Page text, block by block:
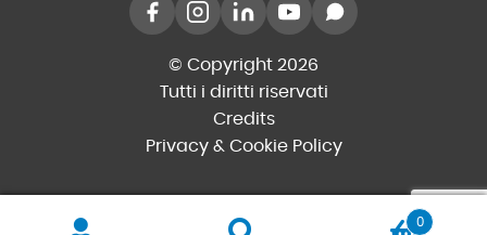
© Copyright 2026
Tutti i diritti riservati
Credits
Privacy & Cookie Policy
0